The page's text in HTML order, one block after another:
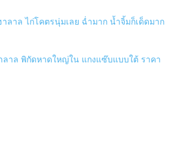
ลาล ไก่โคตรนุ่มเลย ฉ่ำมาก น้ำจิ้มก็เด็ดมาก
ลาล พิกัดหาดใหญ่ใน แกงแซ๊บแบบใต้ ราคา